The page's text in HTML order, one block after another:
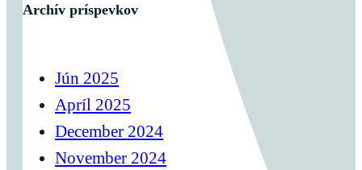
Archív príspevkov
Jún 2025
Apríl 2025
December 2024
November 2024